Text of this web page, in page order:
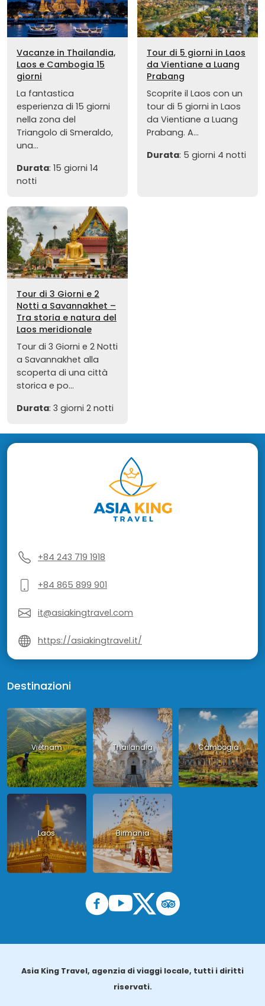
Vacanze in Thailandia,
Laos e Cambogia 15
giorni
La fantastica
esperienza di 15 giorni
nella zona del
Triangolo di Smeraldo,
una...
Durata: 15 giorni 14
notti
Tour di 5 giorni in Laos
da Vientiane a Luang
Prabang
Scoprite il Laos con un
tour di 5 giorni in Laos
da Vientiane a Luang
Prabang. A...
Durata: 5 giorni 4 notti
Tour di 3 Giorni e 2
Notti a Savannakhet –
Tra storia e natura del
Laos meridionale
Tour di 3 Giorni e 2 Notti
a Savannakhet alla
scoperta di una città
storica e po...
Durata: 3 giorni 2 notti
+84 243 719 1918
+84 865 899 901
it@asiakingtravel.com
https://asiakingtravel.it/
Destinazioni
Vietnam Thailandia Cambogia
Laos Birmania
Asia King Travel, agenzia di viaggi locale, tutti i diritti
riservati.